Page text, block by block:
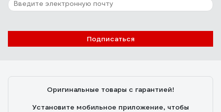
Подписаться
Оригинальные товары с гарантией!
Установите мобильное приложение, чтобы